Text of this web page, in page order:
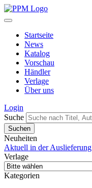
Startseite
News
Katalog
Vorschau
Händler
Verlage
Über uns
Login
Suche
Neuheiten
Aktuell in der Auslieferung
Verlage
Kategorien